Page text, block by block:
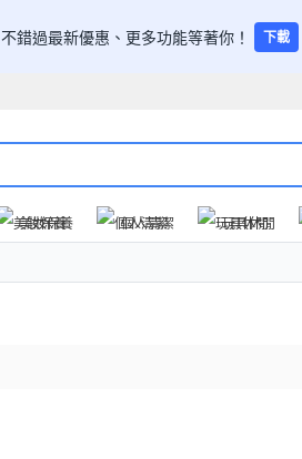
不錯過最新優惠、更多功能等著你！ 下載
美妝保養 個人清潔 玩具休閒